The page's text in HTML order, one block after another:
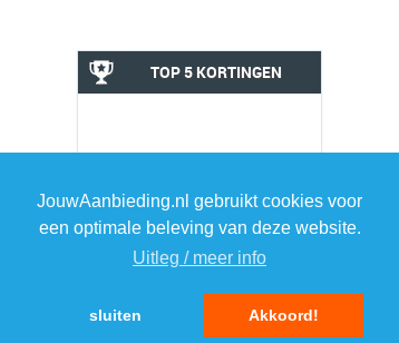
JouwAanbieding.nl gebruikt cookies voor
een optimale beleving van deze website.
Uitleg / meer info
sluiten Akkoord!
TOP 5 KORTINGEN